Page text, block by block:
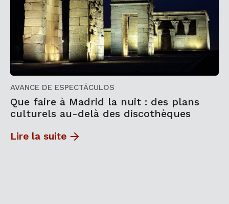
AVANCE DE ESPECTÁCULOS
Que faire à Madrid la nuit : des plans
culturels au-delà des discothèques
Lire la suite